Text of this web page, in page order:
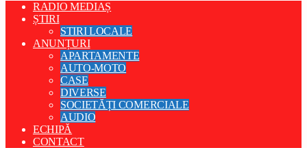
RADIO MEDIAȘ
ȘTIRI
STIRI LOCALE
ANUNȚURI
APARTAMENTE
AUTO-MOTO
CASE
DIVERSE
SOCIETĂȚI COMERCIALE
AUDIO
ECHIPĂ
CONTACT